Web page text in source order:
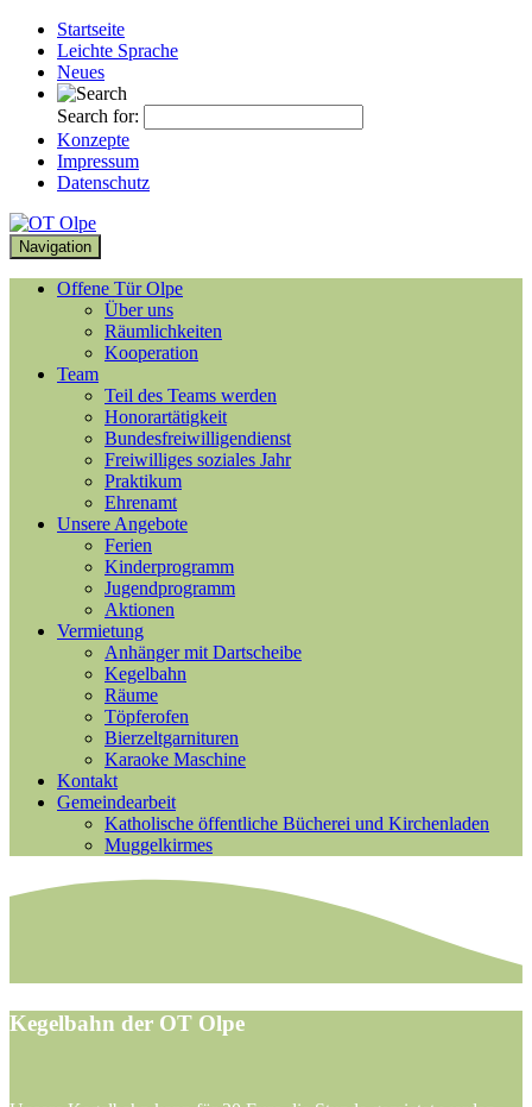
Startseite
Leichte Sprache
Neues
Search for:
Konzepte
Impressum
Datenschutz
Navigation
Offene Tür Olpe
Über uns
Räumlichkeiten
Kooperation
Team
Teil des Teams werden
Honorartätigkeit
Bundesfreiwilligendienst
Freiwilliges soziales Jahr
Praktikum
Ehrenamt
Unsere Angebote
Ferien
Kinderprogramm
Jugendprogramm
Aktionen
Vermietung
Anhänger mit Dartscheibe
Kegelbahn
Räume
Töpferofen
Bierzeltgarnituren
Karaoke Maschine
Kontakt
Gemeindearbeit
Katholische öffentliche Bücherei und Kirchenladen
Muggelkirmes
Kegelbahn der OT Olpe